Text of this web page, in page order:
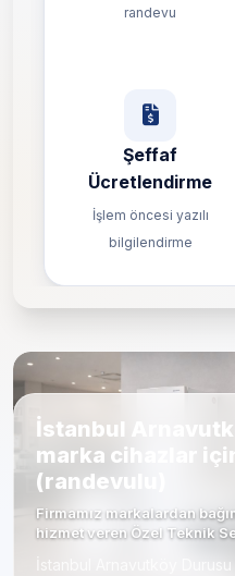
randevu
Şeffaf
Ücretlendirme
İşlem öncesi yazılı
bilgilendirme
İstanbul
marka cihazlar
(randevulu)
Firmamız markalardan
hizmet veren Özel Teknik
İstanbul Arnavutköy